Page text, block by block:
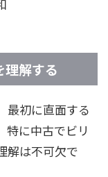
理解する
最初に直面する
特に中古でビリ
解は不可欠で